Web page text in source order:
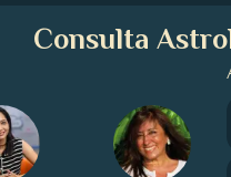
Consulta